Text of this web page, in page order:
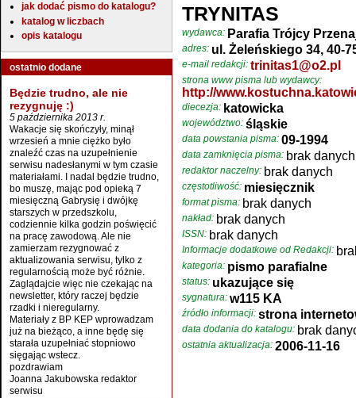
jak dodać pismo do katalogu?
katalog w liczbach
opis katalogu
ostatnio dodane
Będzie trudno, ale nie
rezygnuję :)
5 października 2013 r.
Wakacje się skończyły, minął
wrzesień a mnie ciężko było
znaleźć czas na uzupełnienie
serwisu nadesłanymi w tym czasie
materiałami. I nadal będzie trudno,
bo muszę, mając pod opieką 7
miesięczną Gabrysię i dwójkę
starszych w przedszkolu,
codziennie kilka godzin poświęcić
na pracę zawodową. Ale nie
zamierzam rezygnować z
aktualizowania serwisu, tylko z
regularnością może być różnie.
Zaglądajcie więc nie czekając na
newsletter, który raczej będzie
rzadki i nieregularny.
Materiały z BP KEP wprowadzam
już na bieżąco, a inne będę się
starała uzupełniać stopniowo
sięgając wstecz.
pozdrawiam
Joanna Jakubowska redaktor
serwisu
TRYNITAS
wydawca: Parafia Trójcy
adres: ul. Żeleńskiego 34, 40-
e-mail redakcji: trinitas1@o2.pl
strona www pisma lub wydawcy:
http://
diecezja: katowicka
województwo: śląskie
data powstania pisma: 09-1994
data zamknięcia pisma: brak danych
redaktor naczelny: brak danych
częstotliwość: miesięcznik
format pisma: brak danych
nakład: brak danych
ISSN: brak danych
Informacje dodatkowe od Redakcji:
kategoria: pismo parafialne
status: ukazujące się
sygnatura: w115 KA
źródło informacji: strona
data dodania do katalogu: brak
ostatnia aktualizacja: 2006-11-16